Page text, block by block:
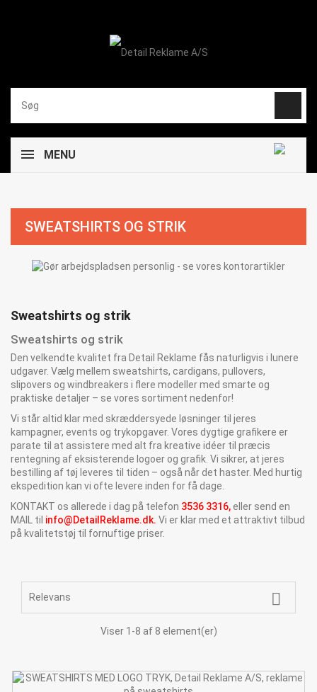
MENU
SWEATSHIRTS OG STRIK
Sweatshirts og strik
Sweatshirts og strik
Den velkendte kvalitet fra Detail Reklame fås naturligvis i lunere
udgaver. Vælg mellem sweatshirts, cardigans, pullovers,
slipovers og windbreakers i flere modeller med smarte og
praktiske detaljer – se vores sortiment nedenfor!
Vi står altid klar med skræddersyede løsninger til jeres
kampagner, events og trykopgaver. Vores dygtige grafikere er
parate til at assistere med alt fra kreative idéer til præcis
rentegning af eksisterende logoer og grafik. Vi sikrer, at jeres
bestilling af tøj leveres til tiden – også når det haster. Med hurtig
ekspedition kan vi ofte levere inden for få dage.
KONTAKT os allerede i dag på telefon 3536 3316, eller send en
MAIL til info@DetailReklame.dk. Vi er klar med et attraktivt tilbud
på kvalitetstøj til fornuftige priser.
Relevans 
Viser 1-8 af 8 element(er)